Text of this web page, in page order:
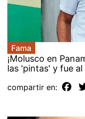
Fama
¡Molusco en
las 'pintas' y fue al
compartir en: